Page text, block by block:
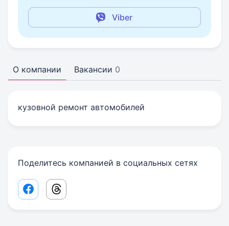
Viber
О компании Вакансии 0
кузовной ремонт автомобилей
Поделитесь компанией в социальных сетях
Facebook share link
Threads share link